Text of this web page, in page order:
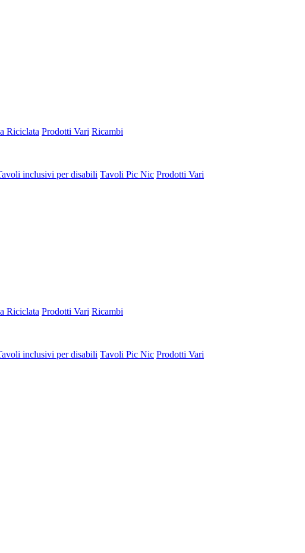
Riciclata Prodotti Vari Ricambi
inclusivi per disabili Tavoli Pic Nic Prodotti Vari
Riciclata Prodotti Vari Ricambi
inclusivi per disabili Tavoli Pic Nic Prodotti Vari